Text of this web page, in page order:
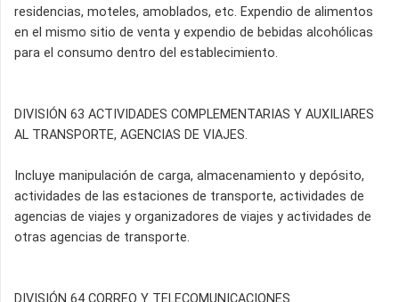
residencias, moteles, amoblados, etc. Expendio de alimentos
en el mismo sitio de venta y expendio de bebidas alcohólicas
para el consumo dentro del establecimiento.
DIVISIÓN 63 ACTIVIDADES COMPLEMENTARIAS Y AUXILIARES
AL TRANSPORTE, AGENCIAS DE VIAJES.
Incluye manipulación de carga, almacenamiento y depósito,
actividades de las estaciones de transporte, actividades de
agencias de viajes y organizadores de viajes y actividades de
otras agencias de transporte.
DIVISIÓN 64 CORREO Y TELECOMUNICACIONES